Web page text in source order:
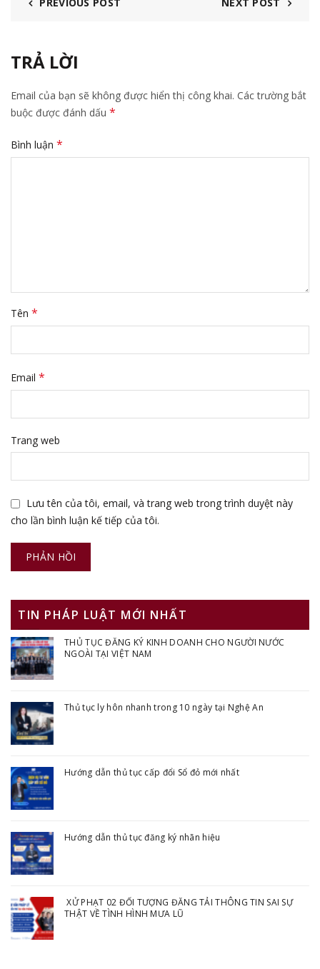
TRẢ LỜI
Email của bạn sẽ không được hiển thị công khai. Các trường bắt
buộc được đánh dấu *
Bình luận *
Tên *
Email *
Trang web
Lưu tên của tôi, email, và trang web trong trình duyệt này
cho lần bình luận kế tiếp của tôi.
TIN PHÁP LUẬT MỚI NHẤT
THỦ TỤC ĐĂNG KÝ KINH DOANH CHO NGƯỜI NƯỚC
NGOÀI TẠI VIỆT NAM
Thủ tục ly hôn nhanh trong 10 ngày tại Nghệ An
Hướng dẫn thủ tục cấp đổi Sổ đỏ mới nhất
Hướng dẫn thủ tục đăng ký nhãn hiệu
XỬ PHẠT 02 ĐỐI TƯỢNG ĐĂNG TẢI THÔNG TIN SAI SỰ
THẬT VỀ TÌNH HÌNH MƯA LŨ